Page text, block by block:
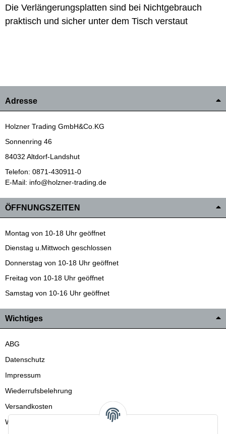
Die Verlängerungsplatten sind bei Nichtgebrauch
praktisch und sicher unter dem Tisch verstaut
Adresse
Holzner Trading GmbH&Co.KG
Sonnenring 46
84032 Altdorf-Landshut
Telefon: 0871-430911-0
E-Mail: info@holzner-trading.de
ÖFFNUNGSZEITEN
Montag von 10-18 Uhr geöffnet
Dienstag u.Mittwoch geschlossen
Donnerstag von 10-18 Uhr geöffnet
Freitag von 10-18 Uhr geöffnet
Samstag von 10-16 Uhr geöffnet
Wichtiges
ABG
Datenschutz
Impressum
Wiederrufsbelehrung
Versandkosten
Wir liefern auch in die Schweiz